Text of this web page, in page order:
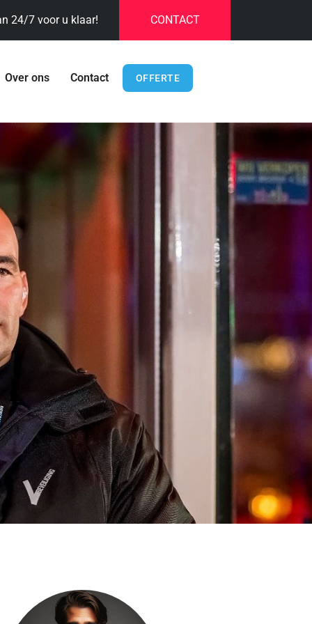
24/7 voor u klaar! CONTACT
Over ons Contact OFFERTE